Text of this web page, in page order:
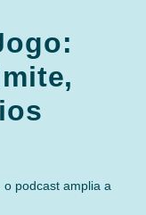
o podcast amplia a